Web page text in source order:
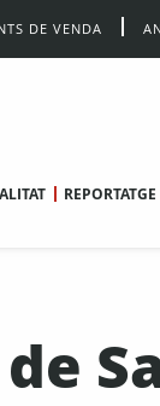
DE VENDA
REPORTATGE